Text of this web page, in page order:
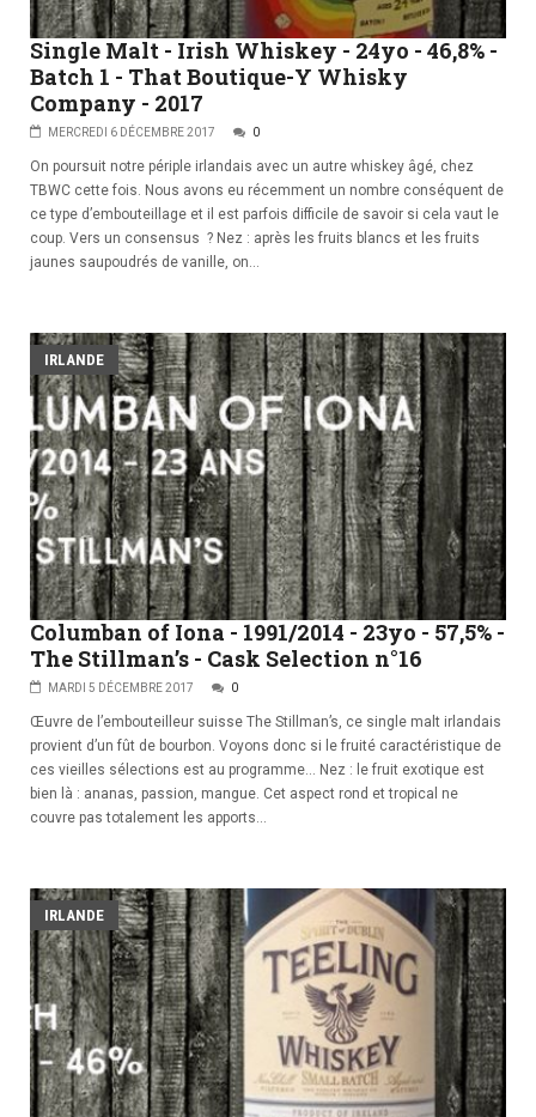
Single Malt - Irish Whiskey - 24yo - 46,8% -
Batch 1 - That Boutique-Y Whisky
Company - 2017
MERCREDI 6 DÉCEMBRE 2017 0
On poursuit notre périple irlandais avec un autre whiskey âgé, chez
TBWC cette fois. Nous avons eu récemment un nombre conséquent de
ce type d’embouteillage et il est parfois difficile de savoir si cela vaut le
coup. Vers un consensus ? Nez : après les fruits blancs et les fruits
jaunes saupoudrés de vanille, on...
IRLANDE
Columban of Iona - 1991/2014 - 23yo - 57,5% -
The Stillman’s - Cask Selection n°16
MARDI 5 DÉCEMBRE 2017 0
Œuvre de l’embouteilleur suisse The Stillman’s, ce single malt irlandais
provient d’un fût de bourbon. Voyons donc si le fruité caractéristique de
ces vieilles sélections est au programme… Nez : le fruit exotique est
bien là : ananas, passion, mangue. Cet aspect rond et tropical ne
couvre pas totalement les apports...
IRLANDE